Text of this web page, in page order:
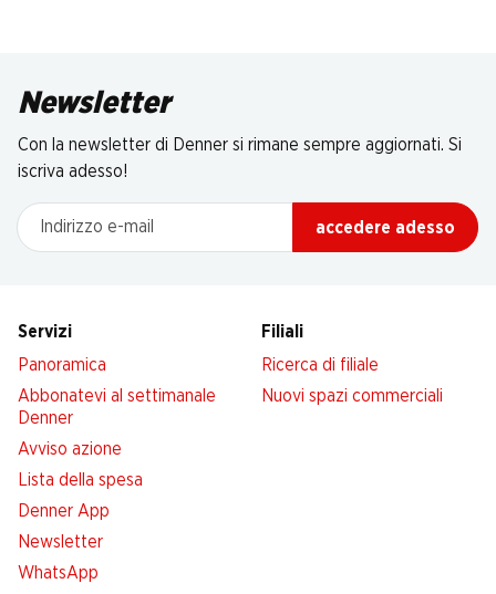
Newsletter
Con la newsletter di Denner si rimane sempre aggiornati. Si
iscriva adesso!
Indirizzo e-mail
accedere adesso
Servizi
Panoramica
Abbonatevi al settimanale
Denner
Avviso azione
Lista della spesa
Denner App
Newsletter
WhatsApp
Filiali
Ricerca di filiale
Nuovi spazi commerciali